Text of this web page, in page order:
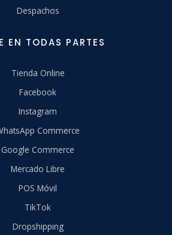
Despachos
EN TODAS PARTES
Tienda Online
Facebook
Instagram
Commerce
Google Commerce
Mercado Libre
POS Móvil
TikTok
Dropshipping